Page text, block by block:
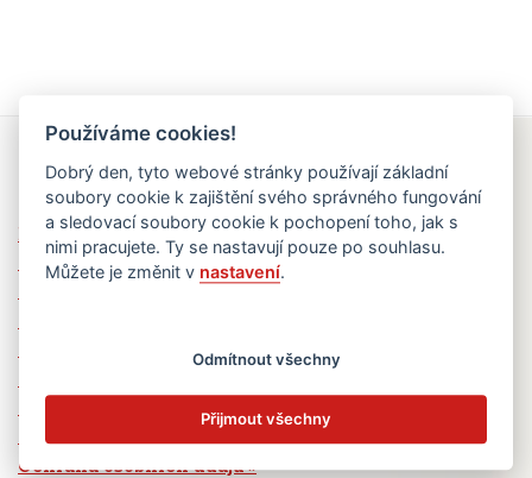
Rychlé odkazy
Elektronická žákovská knížka
Jídelní lístek
Volná pracovní místa
Zřizovatel školy (MČ Praha 6)
Ochrana osobních údajů
Používáme cookies!
Dobrý den, tyto webové stránky používají základní
soubory cookie k zajištění svého správného fungování
a sledovací soubory cookie k pochopení toho, jak s
nimi pracujete. Ty se nastavují pouze po souhlasu.
Můžete je změnit v nastavení.
Odmítnout všechny
Přijmout všechny